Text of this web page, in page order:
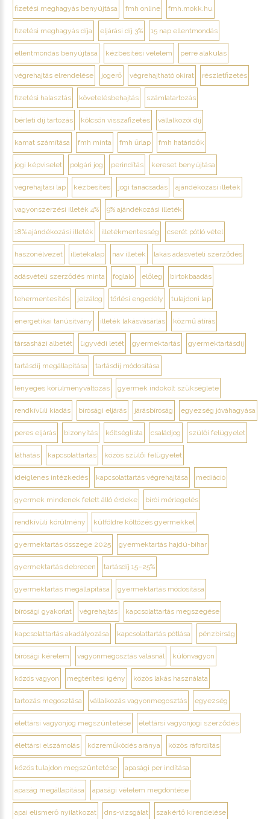
fizetési meghagyás benyújtása fmh online fmh.mokk.hu
fizetési meghagyás díja eljárási díj 3% 15 nap ellentmondás
ellentmondás benyújtása kézbesítési vélelem perré alakulás
végrehajtás elrendelése jogerő végrehajtható okirat részletfizetés
fizetési halasztás követelésbehajtás számlatartozás
bérleti díj tartozás kölcsön visszafizetés vállalkozói díj
kamat számítása fmh minta fmh űrlap fmh határidők
jogi képviselet polgári jog perindítás kereset benyújtása
végrehajtási lap kézbesítés jogi tanácsadás ajándékozási illeték
vagyonszerzési illeték 4% 9% ajándékozási illeték
18% ajándékozási illeték illetékmentesség cserét pótló vétel
haszonélvezet illetékalap nav illeték lakás adásvételi szerződés
adásvételi szerződés minta foglaló előleg birtokbaadás
tehermentesítés jelzálog törlési engedély tulajdoni lap
energetikai tanúsítvány illeték lakásvásárlás közmű átírás
társasházi albetét ügyvédi letét gyermektartás gyermektartásdíj
tartásdíj megállapítása tartásdíj módosítása
lényeges körülményváltozás gyermek indokolt szükséglete
rendkívüli kiadás bírósági eljárás járásbíróság egyezség jóváhagyása
peres eljárás bizonyítás költséglista családjog szülői felügyelet
láthatás kapcsolattartás közös szülői felügyelet
ideiglenes intézkedés kapcsolattartás végrehajtása mediáció
gyermek mindenek felett álló érdeke bírói mérlegelés
rendkívüli körülmény külföldre költözés gyermekkel
gyermektartás összege 2025 gyermektartás hajdú-bihar
gyermektartás debrecen tartásdíj 15–25%
gyermektartás megállapítása gyermektartás módosítása
bírósági gyakorlat végrehajtás kapcsolattartás megszegése
kapcsolattartás akadályozása kapcsolattartás pótlása pénzbírság
bírósági kérelem vagyonmegosztás válásnál különvagyon
közös vagyon megtérítési igény közös lakás használata
tartozás megosztása vállalkozás vagyonmegosztás egyezség
élettársi vagyonjog megszüntetése élettársi vagyonjogi szerződés
élettársi elszámolás közreműködés aránya közös ráfordítás
közös tulajdon megszüntetése apasági per indítása
apaság megállapítása apasági vélelem megdöntése
apai elismerő nyilatkozat dns-vizsgálat szakértő kirendelése